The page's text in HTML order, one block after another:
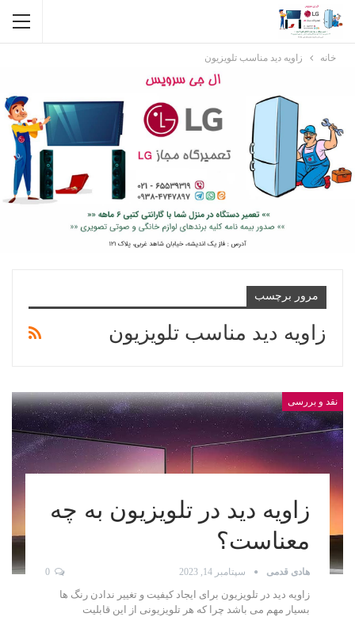
خانه زاویه دید مناسب تلویزیون
مرور برچسب
زاویه دید مناسب تلویزیون
نقد و بررسی
زاویه دید در تلویزیون به چه
معناست؟
هادی قدمی سپتامبر 14, 2023 0
زاویه دید در تلویزیون برای ایجاد کیفیت و تغییر ندادن رنگ ها
بسیار مهم می باشد چرا که هر تلویزیونی از این قابلیت